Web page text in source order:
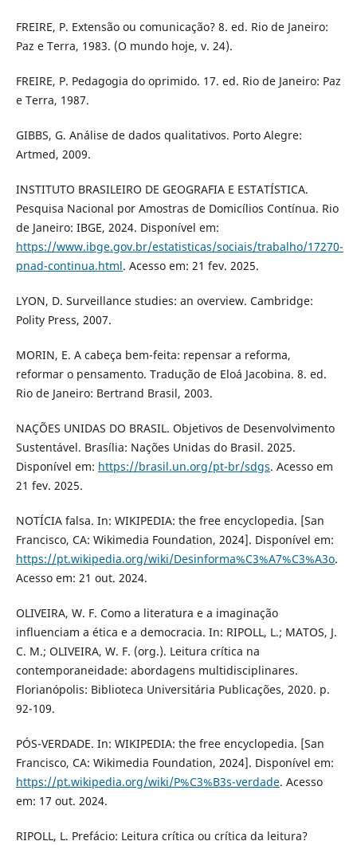
FREIRE, P. Extensão ou comunicação? 8. ed. Rio de Janeiro:
Paz e Terra, 1983. (O mundo hoje, v. 24).
FREIRE, P. Pedagogia do oprimido. 17. ed. Rio de Janeiro: Paz
e Terra, 1987.
GIBBS, G. Análise de dados qualitativos. Porto Alegre:
Artmed, 2009.
INSTITUTO BRASILEIRO DE GEOGRAFIA E ESTATÍSTICA.
Pesquisa Nacional por Amostras de Domicílios Contínua. Rio
de Janeiro: IBGE, 2024. Disponível em:
https://www.ibge.gov.br/estatisticas/sociais/trabalho/17270-
pnad-continua.html. Acesso em: 21 fev. 2025.
LYON, D. Surveillance studies: an overview. Cambridge:
Polity Press, 2007.
MORIN, E. A cabeça bem-feita: repensar a reforma,
reformar o pensamento. Tradução de Eloá Jacobina. 8. ed.
Rio de Janeiro: Bertrand Brasil, 2003.
NAÇÕES UNIDAS DO BRASIL. Objetivos de Desenvolvimento
Sustentável. Brasília: Nações Unidas do Brasil. 2025.
Disponível em: https://brasil.un.org/pt-br/sdgs. Acesso em
21 fev. 2025.
NOTÍCIA falsa. In: WIKIPEDIA: the free encyclopedia. [San
Francisco, CA: Wikimedia Foundation, 2024]. Disponível em:
https://pt.wikipedia.org/wiki/Desinforma%C3%A7%C3%A3o.
Acesso em: 21 out. 2024.
OLIVEIRA, W. F. Como a literatura e a imaginação
influenciam a ética e a democracia. In: RIPOLL, L.; MATOS, J.
C. M.; OLIVEIRA, W. F. (org.). Leitura crítica na
contemporaneidade: abordagens multidisciplinares.
Florianópolis: Biblioteca Universitária Publicações, 2020. p.
92-109.
PÓS-VERDADE. In: WIKIPEDIA: the free encyclopedia. [San
Francisco, CA: Wikimedia Foundation, 2024]. Disponível em:
https://pt.wikipedia.org/wiki/P%C3%B3s-verdade. Acesso
em: 17 out. 2024.
RIPOLL, L. Prefácio: Leitura crítica ou crítica da leitura?